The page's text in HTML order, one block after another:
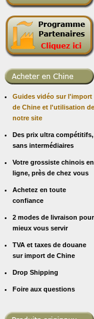
Guides vidéo sur l'import
de Chine et l'utilisation de
notre site
Des prix ultra compétitifs,
sans intermédiaires
Votre grossiste chinois en
ligne, près de chez vous
Achetez en toute
confiance
2 modes de livraison pour
mieux vous servir
TVA et taxes de douane
sur import de Chine
Drop Shipping
Foire aux questions